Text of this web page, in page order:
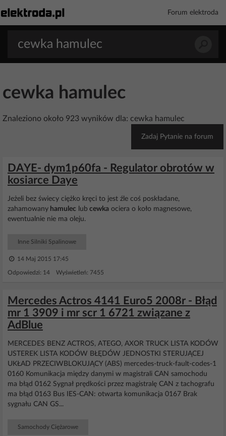
Forum elektroda
cewka hamulec
Znaleziono około 923 wyników dla: cewka hamulec
Zadaj Pytanie na forum
DAYE- dym1p60fa - Regulator obrotów w
kosiarce Daye
Jeżeli bez świecy ciężko kręci to jest źle coś poskładane,
zahamowany hamulec lub cewka ociera o koło magnesowe,
ewentualnie nie ma oleju.
Inne Silniki Spalinowe
14 Maj 2015 17:45
Odpowiedzi: 14 Wyświetleń: 7455
Mercedes Actros 4141 Euro5 2008r - Błąd
mr 1 3909 i mr scr 1 6721 związane z
AdBlue
MERCEDES BENZ ACTROS, ATEGO, AXOR TRUCK LISTA KODÓW
USTEREK LISTA KODÓW BŁĘDÓW JEDNOSTKI STERUJĄCEJ
UKŁAD PRZECIWBLOKUJĄCY (ABS) mercedes-truck-fault-codes-1
0160 Komunikacja między danymi w magistrali CAN samochodu
ma błąd 0162 Sygnał prędkości przez magistralę CAN z tachografu
ma błąd 0163 Bus IES-CAN: otwarta komunikacja 0167 Brak
sygnału CAN GS...
Samochody Ciężarowe